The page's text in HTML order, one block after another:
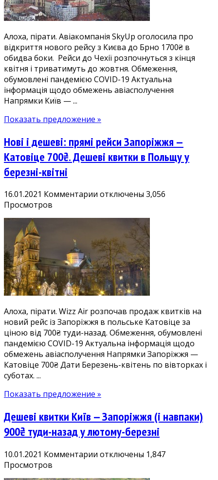
Брно
з
1700₴.
Летимо
в
Чехію
у
квітні-
Алоха, пірати. Авіакомпанія SkyUp оголосила про
відкриття нового рейсу з Києва до Брно 1700₴ в
обидва боки. Рейси до Чехії розпочнуться з кінця
квітня і триватимуть до жовтня. Обмеження,
обумовлені пандемією COVID-19 Актуальна
інформація щодо обмежень авіасполучення
Напрямки Київ — ...
Показать предложение »
Нові і дешеві: прямі рейси Запоріжжя —
Катовіце 700₴. Дешеві квитки в Польщу у
березні-квітні
16.01.2021 Комментарии к
Нові
дешеві:
прямі
рейси
Запоріжжя
—
Катовіце
Дешеві
квитки
в
Польщу
у
березні-
отключены 3,056
Просмотров
Алоха, пірати. Wizz Air розпочав продаж квитків на
новий рейс із Запоріжжя в польське Катовіце за
ціною від 700₴ туди-назад. Обмеження, обумовлені
пандемією COVID-19 Актуальна інформація щодо
обмежень авіасполучення Напрямки Запоріжжя —
Катовіце 700₴ Дати Березень-квітень по вівторках і
суботах. ...
Показать предложение »
Дешеві квитки Київ — Запоріжжя (і навпаки)
900₴ туди-назад у лютому-березні
10.01.2021 Комментарии котключены 1,847
Просмотров